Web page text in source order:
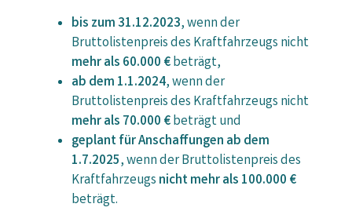
bis zum 31.12.2023, wenn der
Bruttolistenpreis des Kraftfahrzeugs nicht
mehr als 60.000 €beträgt,
ab dem 1.1.2024, wenn der
Bruttolistenpreis des Kraftfahrzeugs nicht
mehr als 70.000 €beträgt und
geplant für Anschaffungen ab dem
1.7.2025, wenn der Bruttolistenpreis des
Kraftfahrzeugs nicht mehr als 100.000 €
beträgt.